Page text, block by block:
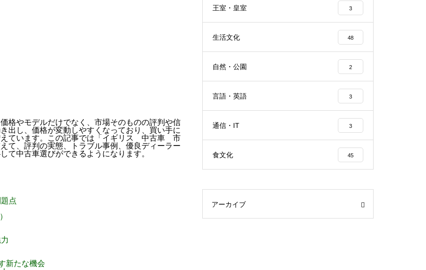
格やモデルだけでなく、市場そのものの評判や信
出し、価格が変動しやすくなっており、買い手に
えています。この記事では「イギリス 中古車 市
、評判の実態、トラブル事例、優良ディーラー
て中古車選びができるようになります。
点
新たな機会
王室・皇室 3
生活文化 48
自然・公園 2
言語・英語 3
通信・IT 3
食文化 45
アーカイブ